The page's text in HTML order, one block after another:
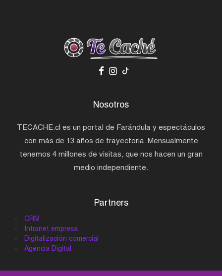
Nosotros
TECACHE.cl es un portal de Farándula y espectáculos
con más de 13 años de trayectoria. Mensualmente
tenemos 4 millones de visitas, que nos hacen un gran
medio independiente.
Partners
CRM
Intranet empresa
Digitalización comercial
Agencia Digital